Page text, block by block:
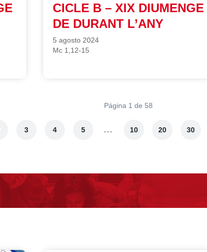
CICLE B – XIX DIUMENGE
DE DURANT L’ANY
5 agosto 2024
Mc 1,12-15
Página 1 de 58
3 4 5 ... 10 20 30